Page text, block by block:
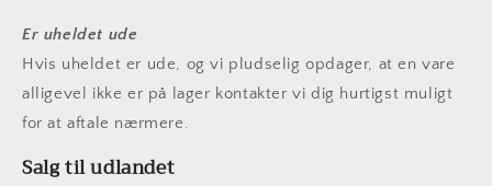
Er uheldet ude
Hvis uheldet er ude, og vi pludselig opdager, at en vare
alligevel ikke er på lager kontakter vi dig hurtigst muligt
for at aftale nærmere.
Salg til udlandet